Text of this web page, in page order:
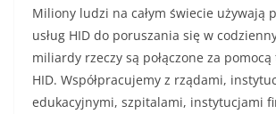
Miliony ludzi na całym świecie używają
usług HID do poruszania się w
miliardy rzeczy są połączone za
HID. Współpracujemy z rządami,
edukacyjnymi, szpitalami, instytucjami